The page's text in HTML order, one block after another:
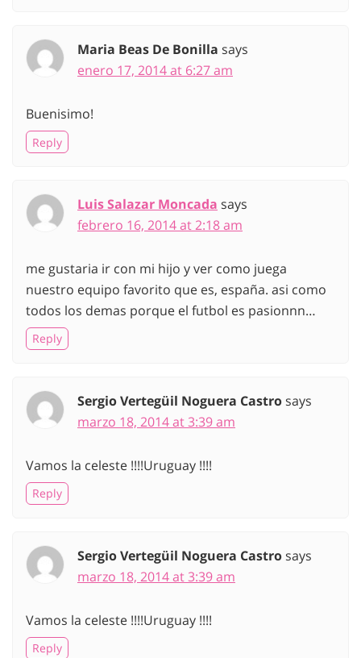
Maria Beas De Bonilla says
enero 17, 2014 at 6:27 am
Buenisimo!
Reply
Luis Salazar Moncada says
febrero 16, 2014 at 2:18 am
me gustaria ir con mi hijo y ver como juega
nuestro equipo favorito que es, españa. asi como
todos los demas porque el futbol es pasionnn…
Reply
Sergio Vertegüil Noguera Castrosays
marzo 18, 2014 at 3:39 am
Vamos la celeste !!!!Uruguay !!!!
Reply
Sergio Vertegüil Noguera Castrosays
marzo 18, 2014 at 3:39 am
Vamos la celeste !!!!Uruguay !!!!
Reply